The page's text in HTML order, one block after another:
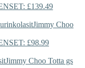
£139.49
Jimmy Choo
£98.99
Jimmy Choo Totta gs